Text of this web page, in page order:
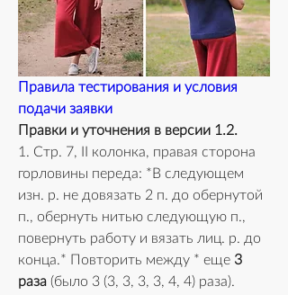
Правила тестирования и условия
подачи заявки
Правки и уточнения в версии 1.2.
1. Стр. 7, II колонка, правая сторона
горловины переда: *В следующем
изн. р. не довязать 2 п. до обернутой
п., обернуть нитью следующую п.,
повернуть работу и вязать лиц. р. до
конца.* Повторить между * еще 3
раза (было 3 (3, 3, 3, 3, 4, 4) раза).